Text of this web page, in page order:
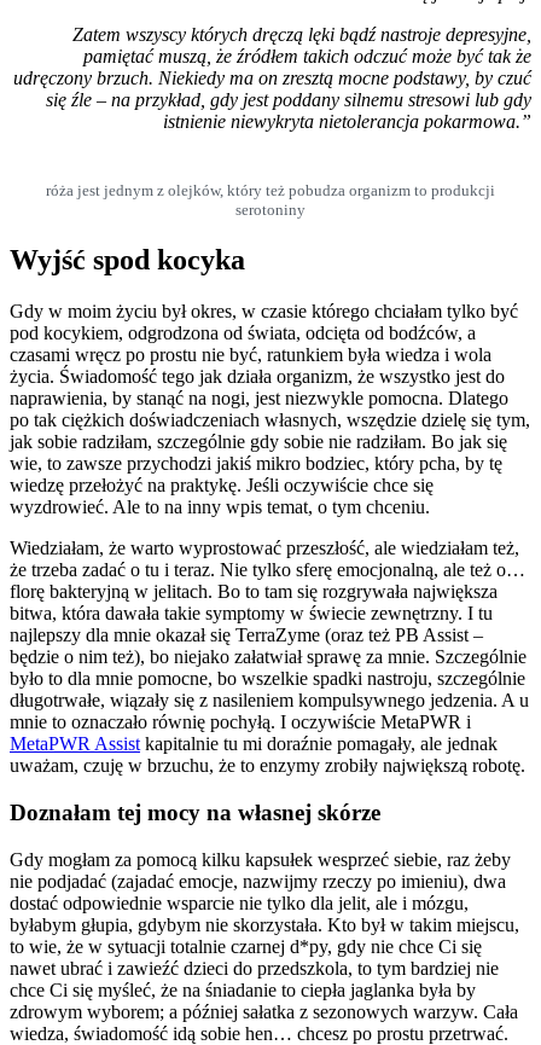
Zatem wszyscy których dręczą lęki bądź nastroje depresyjne,
pamiętać muszą, że źródłem takich odczuć może być tak że
udręczony brzuch. Niekiedy ma on zresztą mocne podstawy, by czuć
się źle – na przykład, gdy jest poddany silnemu stresowi lub gdy
istnienie niewykryta nietolerancja pokarmowa.”
róża jest jednym z olejków, który też pobudza organizm to produkcji
serotoniny
Wyjść spod kocyka
Gdy w moim życiu był okres, w czasie którego chciałam tylko być
pod kocykiem, odgrodzona od świata, odcięta od bodźców, a
czasami wręcz po prostu nie być, ratunkiem była wiedza i wola
życia. Świadomość tego jak działa organizm, że wszystko jest do
naprawienia, by stanąć na nogi, jest niezwykle pomocna. Dlatego
po tak ciężkich doświadczeniach własnych, wszędzie dzielę się tym,
jak sobie radziłam, szczególnie gdy sobie nie radziłam. Bo jak się
wie, to zawsze przychodzi jakiś mikro bodziec, który pcha, by tę
wiedzę przełożyć na praktykę. Jeśli oczywiście chce się
wyzdrowieć. Ale to na inny wpis temat, o tym chceniu.
Wiedziałam, że warto wyprostować przeszłość, ale wiedziałam też,
że trzeba zadać o tu i teraz. Nie tylko sferę emocjonalną, ale też o…
florę bakteryjną w jelitach. Bo to tam się rozgrywała największa
bitwa, która dawała takie symptomy w świecie zewnętrzny. I tu
najlepszy dla mnie okazał się TerraZyme (oraz też PB Assist –
będzie o nim też), bo niejako załatwiał sprawę za mnie. Szczególnie
było to dla mnie pomocne, bo wszelkie spadki nastroju, szczególnie
długotrwałe, wiązały się z nasileniem kompulsywnego jedzenia. A u
mnie to oznaczało równię pochyłą. I oczywiście MetaPWR i
MetaPWR Assist kapitalnie tu mi doraźnie pomagały, ale jednak
uważam, czuję w brzuchu, że to enzymy zrobiły największą robotę.
Doznałam tej mocy na własnej skórze
Gdy mogłam za pomocą kilku kapsułek wesprzeć siebie, raz żeby
nie podjadać (zajadać emocje, nazwijmy rzeczy po imieniu), dwa
dostać odpowiednie wsparcie nie tylko dla jelit, ale i mózgu,
byłabym głupia, gdybym nie skorzystała. Kto był w takim miejscu,
to wie, że w sytuacji totalnie czarnej d*py, gdy nie chce Ci się
nawet ubrać i zawieźć dzieci do przedszkola, to tym bardziej nie
chce Ci się myśleć, że na śniadanie to ciepła jaglanka była by
zdrowym wyborem; a później sałatka z sezonowych warzyw. Cała
wiedza, świadomość idą sobie hen… chcesz po prostu przetrwać.